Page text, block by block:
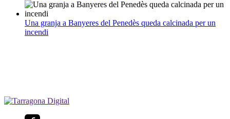
Una granja a Banyeres del Penedès queda calcinada per un
incendi